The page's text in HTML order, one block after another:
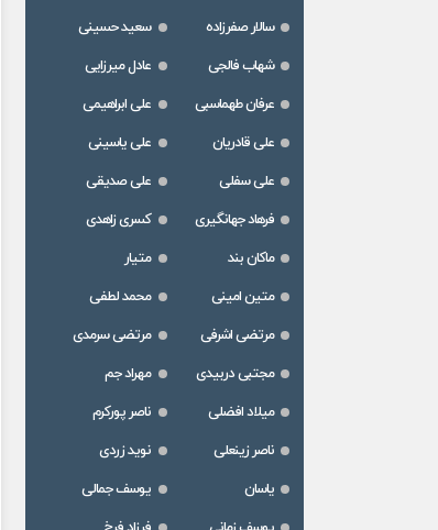
سالار صفرزاده
سعید حسینی
شهاب فالجی
عادل میرزایی
عرفان طهماسبی
علی ابراهیمی
علی قادریان
علی یاسینی
علی سفلی
علی صدیقی
فرهاد جهانگیری
کسری زاهدی
ماکان بند
متیار
متین امینی
محمد لطفی
مرتضی اشرفی
مرتضی سرمدی
مجتبی دربیدی
مهراد جم
میلاد افضلی
ناصر پورکرم
ناصر زینعلی
نوید زردی
یاسان
یوسف جمالی